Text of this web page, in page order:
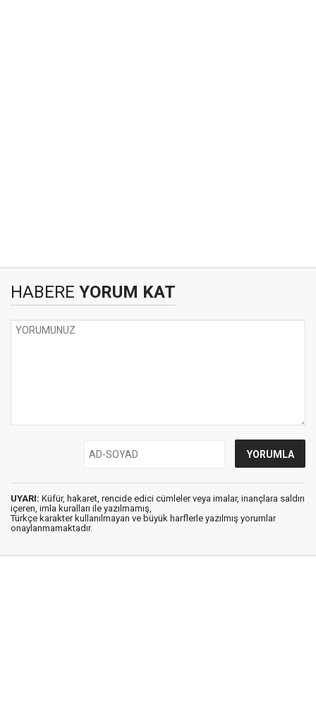
HABERE YORUM KAT
UYARI: Küfür, hakaret, rencide edici cümleler veya imalar, inançlara saldırı
içeren, imla kuralları ile yazılmamış,
Türkçe karakter kullanılmayan ve büyük harflerle yazılmış yorumlar
onaylanmamaktadır.